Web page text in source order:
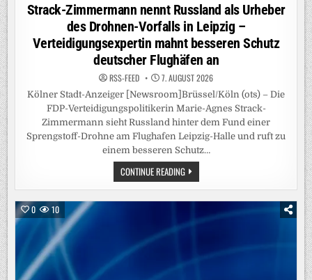
Strack-Zimmermann nennt Russland als Urheber
des Drohnen-Vorfalls in Leipzig –
Verteidigungsexpertin mahnt besseren Schutz
deutscher Flughäfen an
RSS-FEED 7. AUGUST 2026
Kölner Stadt-Anzeiger [Newsroom]Brüssel/Köln (ots) – Die
FDP-Verteidigungspolitikerin Marie-Agnes Strack-
Zimmermann sieht Russland hinter dem Fund einer
Sprengstoff-Drohne am Flughafen Leipzig-Halle und ruft zu
einem besseren Schutz…
CONTINUE READINGSTRACK-
ZIMMERMANN
NENNT
URHEBER
DES
LEIPZIG
0 10